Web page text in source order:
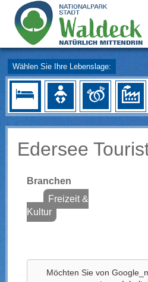
Wählen Sie Ihre Lebenslage:
Edersee
Branchen
Freizeit &
Kultur
Möchten Sie von